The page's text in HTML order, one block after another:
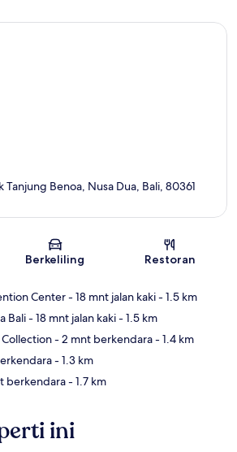
Peta
Tanjung Benoa, Nusa Dua, Bali, 80361
Berkeliling Restoran
Center- 18 mnt jalan kaki- 1.5 km
Bali- 18 mnt jalan kaki- 1.5 km
Collection- 2 mnt berkendara- 1.4 km
- 1.3 km
berkendara- 1.7 km
ini